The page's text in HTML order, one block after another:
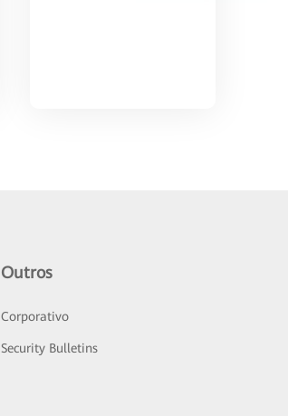
Outros
Corporativo
Security Bulletins